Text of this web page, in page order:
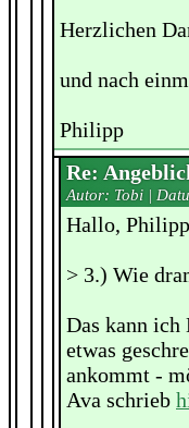
Herzlichen
und nach
Philipp
Re:
Autor: Tobi |
Hallo,
> 3.) Wie
Das kann ich
etwas
ankommt -
Ava schrieb